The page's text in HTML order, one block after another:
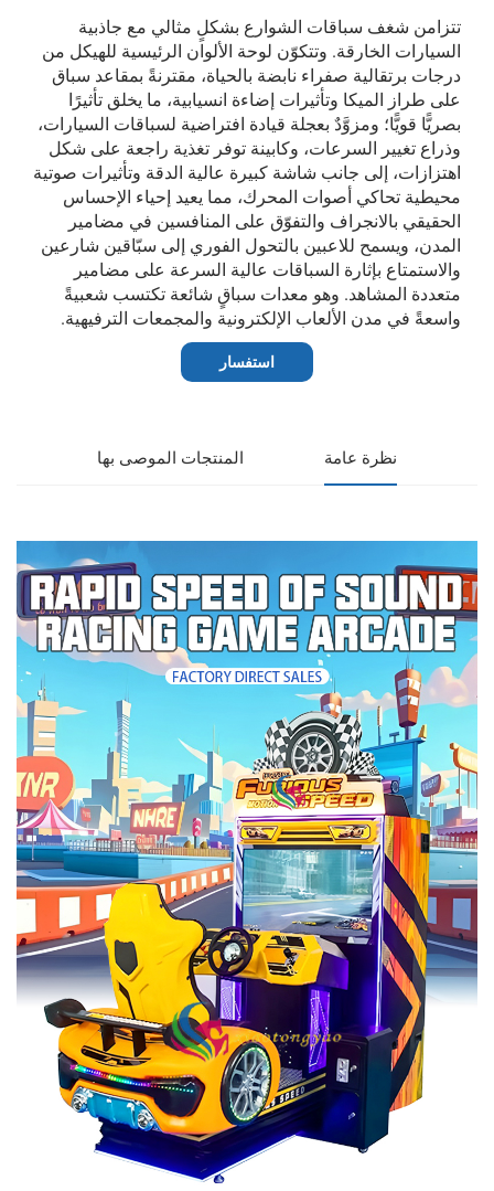
تتزامن شغف سباقات الشوارع بشكلٍ مثالي مع جاذبية
السيارات الخارقة. وتتكوّن لوحة الألوان الرئيسية للهيكل من
درجات برتقالية صفراء نابضة بالحياة، مقترنةً بمقاعد سباق
على طراز الميكا وتأثيرات إضاءة انسيابية، ما يخلق تأثيرًا
بصريًّا قويًّا؛ ومزوَّدٌ بعجلة قيادة افتراضية لسباقات السيارات،
وذراع تغيير السرعات، وكابينة توفر تغذية راجعة على شكل
اهتزازات، إلى جانب شاشة كبيرة عالية الدقة وتأثيرات صوتية
محيطية تحاكي أصوات المحرك، مما يعيد إحياء الإحساس
الحقيقي بالانجراف والتفوّق على المنافسين في مضامير
المدن، ويسمح للاعبين بالتحول الفوري إلى سبّاقين شارعين
والاستمتاع بإثارة السباقات عالية السرعة على مضامير
متعددة المشاهد. وهو معدات سباقٍ شائعة تكتسب شعبيةً
واسعةً في مدن الألعاب الإلكترونية والمجمعات الترفيهية.
استفسار
نظرة عامة المنتجات الموصى بها